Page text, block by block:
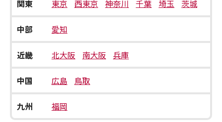
関東 東京 西東京 神奈川 千葉 埼玉 茨城
中部 愛知
近畿 北大阪 南大阪 兵庫
中国 広島 鳥取
九州 福岡